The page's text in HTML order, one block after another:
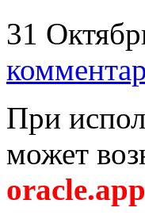
31
При
может